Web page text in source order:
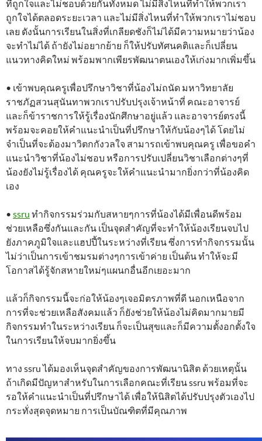
ที่ถูกใจและไม่ชอบด้วยกันทั้งหมด ไม่มีสิ่งไหนที่ทำให้พวกเรา
ถูกใจได้ตลอดระยะเวลา และไม่มีสิ่งไหนที่ทำให้พวกเราไม่ชอบ
เลย ดังนั้นการเรียนในสิ่งที่เกลียดชังก็ไม่ได้มีความหมายว่าน้อง
จะทำไม่ได้ ถ้ายังไม่อยากย้าย ก็ให้ปรับทัศนคติและก็เปลี่ยน
แนวทางคิดใหม่ พร้อมพากเพียรพัฒนาตนเองให้เก่งมากเพิ่มขึ้น
• เข้าพบคุณครูเพื่อปรึกษาวิชาที่น้องไม่ถนัด มหาวิทยาลัย
ราชภัฏสวนสุนันทาพวกเราปรับปรุงเจ้าหน้าที่ คณะอาจารย์
และก็ข้าราชการให้รู้เรื่องนักศึกษาอยู่แล้ว และอาจารย์ตรงนี้
พร้อมจะคอยให้คำแนะนำเป็นที่ปรึกษาให้กับน้องๆได้ โดยไม่
จำเป็นที่จะต้องมาวิตกกังวลใจ สามารถเข้าพบคุณครู เพื่อขอคำ
แนะนำวิชาที่น้องไม่ชอบ หรือการปรับเปลี่ยนวิชาเลือกต่างๆที่
น้องยังไม่รู้เรื่องได้ คุณครูจะให้คำแนะนำมากยิ่งกว่าที่น้องคิด
เอง
• ssru ทำกิจกรรมร่วมกับสหายๆการที่น้องได้มีเพื่อนดีพร้อม
ช่วยเหลือซึ่งกันและกัน เป็นจุดสำคัญที่จะทำให้น้องเรียนจบไป
ยังภาคภูมิใจและแฮปปี้ในระหว่างที่เรียน ซึ่งการทำกิจกรรมนั้น
ไม่ว่าเป็นการเข้าชมรมต่างๆการเข้าค่าย เป็นต้น ทำให้จะมี
โอกาสได้รู้จักสหายใหม่ๆแผนกอื่นอีกเยอะมาก
แล้วก็กิจกรรมนี้จะก่อให้น้องๆเจอมิตรภาพที่ดี นอกเหนือจาก
การที่จะช่วยเหลือสังคมแล้ว ก็ยังช่วยให้น้องไม่คิดมากมายมี
กิจกรรมทำในระหว่างเรียน ก็จะเป็นสุขและก็มีความตั้งอกตั้งใจ
ในการเรียนให้จบมากยิ่งขึ้น
ทาง ssru ได้มองเห็นจุดสำคัญของการพัฒนานิสิต ด้วยเหตุนั้น
ถ้าเกิดมีปัญหาสำหรับในการเลือกคณะที่เรียน ssru พร้อมที่จะ
รอให้คำแนะนำเป็นที่ปรึกษาได้ เพื่อให้นิสิตได้ปรับปรุงตัวเองไป
กระทั่งสุดจุดหมาย การเป็นบัณฑิตที่มีคุณภาพ